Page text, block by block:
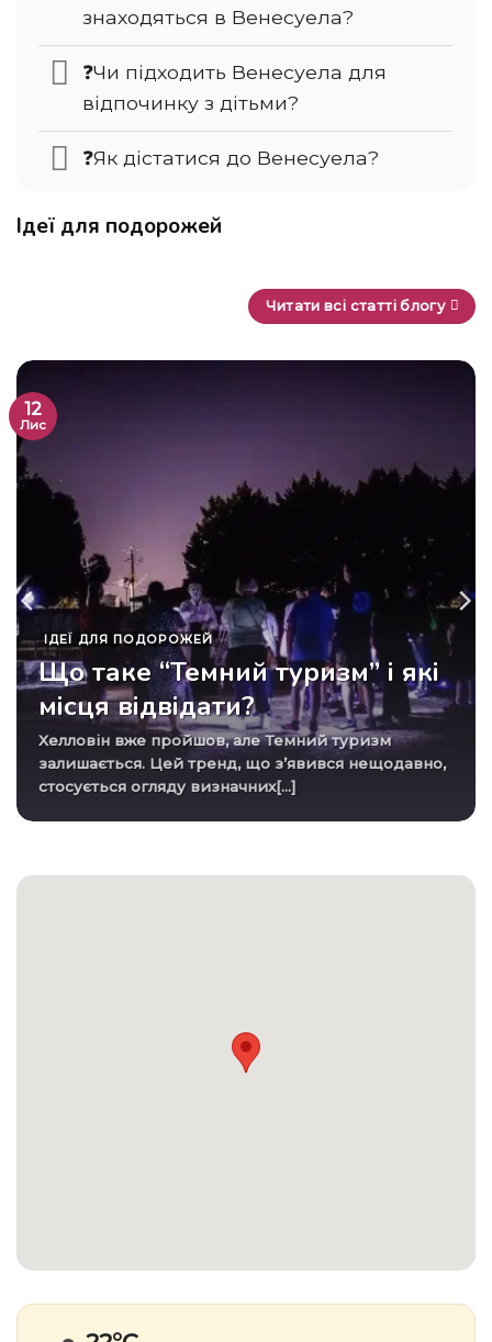
знаходяться в Венесуела?
❓Чи підходить Венесуела для
відпочинку з дітьми?
❓Як дістатися до Венесуела?
Ідеї для подорожей
Читати всі статті блогу
ІДЕЇ ​​ДЛЯ ПОДОРОЖЕЙ
Що таке “Темний туризм” і які
місця відвідати?
Хелловін вже пройшов, але Темний туризм
залишається. Цей тренд, що з’явився нещодавно,
стосується огляду визначних[...]
12
Лис